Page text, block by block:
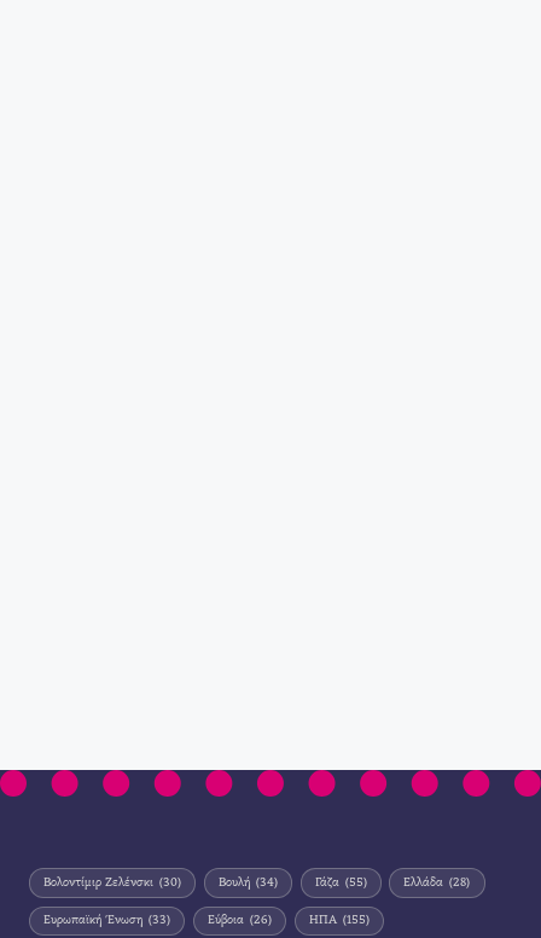
Βολοντίμιρ Ζελένσκι (30) Βουλή (34) Γάζα (55) Ελλάδα (28)
Ευρωπαϊκή Ένωση (33) Εύβοια (26) ΗΠΑ (155)